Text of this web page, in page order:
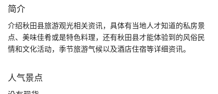
简介
介绍秋田县旅游观光相关资讯，具体有当地人才知道的私房景
点、美味佳肴或是特色料理，还有秋田县才能体验到的风俗民
情和文化活动，季节旅游气候以及酒店住宿等详细资讯。
人气景点